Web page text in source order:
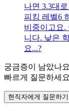
나면 3.3대
피킹 레벨6
비중이고요.
니다. 낮은
요...?
궁금증이 남았나
빠르게 질문하세
현직자에게 질문하기